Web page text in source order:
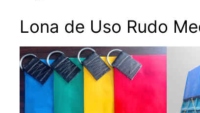
Lona de Uso Rudo